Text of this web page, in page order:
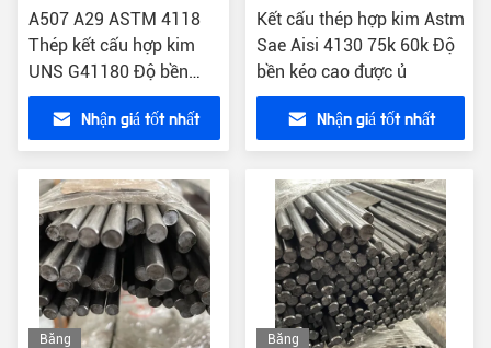
hình
A507 A29 ASTM 4118
Thép kết cấu hợp kim
UNS G41180 Độ bền
cường độ cao
Nhận giá tốt nhất
hình
Kết cấu thép hợp kim Astm
Sae Aisi 4130 75k 60k Độ
bền kéo cao được ủ
Nhận giá tốt nhất
Băng
Băng